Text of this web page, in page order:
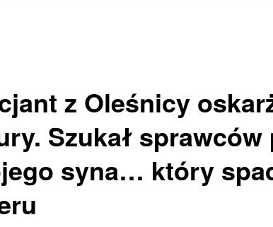
z Oleśnicy
Szukał sprawców
syna… który